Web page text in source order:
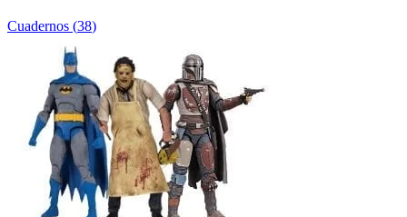
Cuadernos (38)